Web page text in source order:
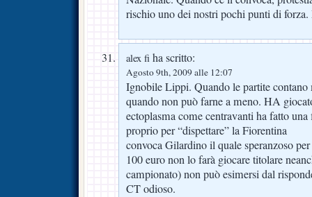
rischio uno dei nostri pochi punti di
alex fi ha scritto:
Agosto 9th, 2009 alle 12:07
Ignobile Lippi. Quando le partite
quando non può farne a meno. HA
ectoplasma come centravanti ha fatto
proprio per “dispettare” la Fiorentina
convoca Gilardino il quale speranzoso
100 euro non lo farà giocare titolare
campionato) non può esimersi dal
CT odioso.